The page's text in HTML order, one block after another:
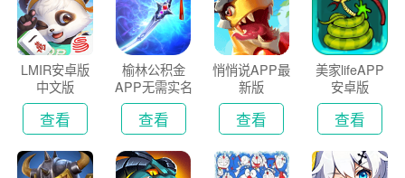
LMIR安卓版
中文版
查看
榆林公积金
APP无需实名
认证版
查看
悄悄说APP最
新版
查看
美家lifeAPP
安卓版
查看